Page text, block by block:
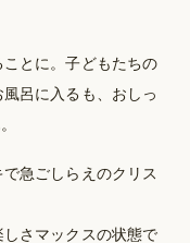
とに。子どもたちの
呂に入るも、おしっ
急ごしらえのクリス
さマックスの状態で